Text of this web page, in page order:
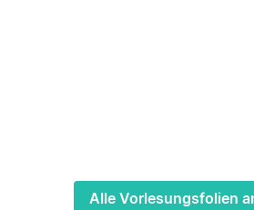
Alle Vorlesungsfolien